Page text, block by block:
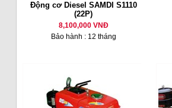
Động cơ Diesel SAMDI S1110
(22P)
8,100,000 VNĐ
Bảo hành : 12 tháng